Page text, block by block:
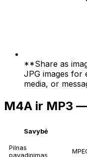
**Share as
JPG images for
media, or
M4A ir MP3
Savybė
Pilnas
pavadinimas